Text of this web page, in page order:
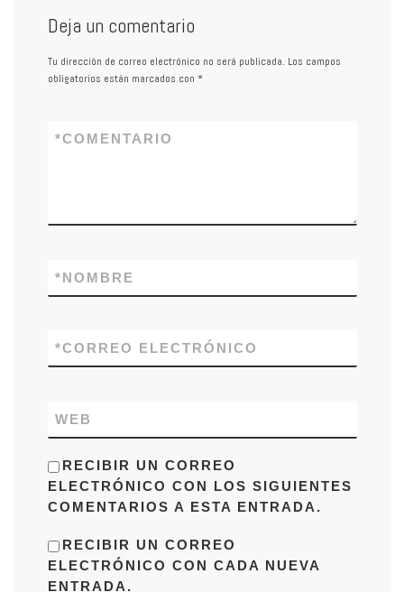
Deja un comentario
Tu dirección de correo electrónico no será publicada. Los campos
obligatorios están marcados con *
COMENTARIO
*
NOMBRE
*
CORREO ELECTRÓNICO
*
WEB
RECIBIR UN CORREO
ELECTRÓNICO CON LOS SIGUIENTES
COMENTARIOS A ESTA ENTRADA.
RECIBIR UN CORREO
ELECTRÓNICO CON CADA NUEVA
ENTRADA.